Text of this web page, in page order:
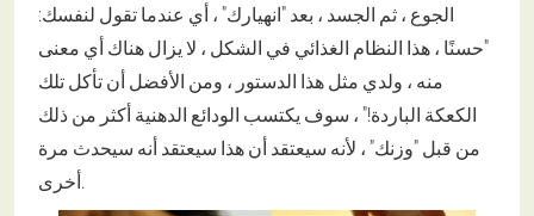
الجوع ، ثم الجسد ، بعد "انهيارك" ، أي عندما تقول لنفسك:
"حسنًا ، هذا النظام الغذائي في الشكل ، لا يزال هناك أي معنى
منه ، ولدي مثل هذا الدستور ، ومن الأفضل أن تأكل تلك
الكعكة الباردة!" ، سوف يكتسب الودائع الدهنية أكثر من ذلك
من قبل "وزنك" ، لأنه سيعتقد أن هذا سيعتقد أنه سيحدث مرة
أخرى.